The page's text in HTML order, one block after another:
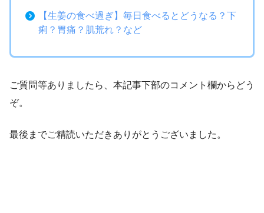
【生姜の食べ過ぎ】毎日食べるとどうなる？下
痢？胃痛？肌荒れ？など
ご質問等ありましたら、本記事下部のコメント欄からどう
ぞ。
最後までご精読いただきありがとうございました。